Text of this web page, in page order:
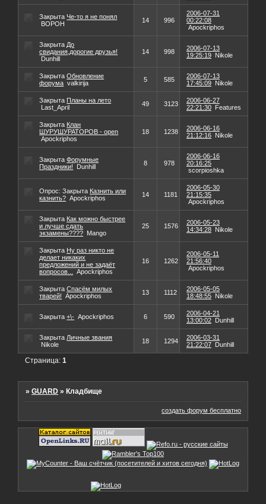
ЗакрытаЧе-то я не понял
BOPOH
14 996
2006-07-31
00:22:08
Apockriphos
Закрыта До
свидания,дорогие друзья!
Dunhill
14 998
2006-07-13
19:25:19 Nikole
ЗакрытаОбновление
форума valkirija 5 585
2006-07-13
17:45:09 Nikole
Закрыта Планы на лето
Last_April
49 3123
2006-06-27
22:21:30 Features
Закрыта Клан
ШУРУШУРАТОРОВ - open
Apockriphos
18 1238
2006-06-16
21:12:16 Nikole
ЗакрытаФорумные
Праздники!
Dunhill 8 978
2006-06-16
20:16:25
scorpioshka
Опрос: Закрыта Казнить или
казнить? Apockriphos 14 1181
2006-05-30
21:15:35
Apockriphos
Закрыта Как можно быстрее
и лучше сдать
экзамены???? Mango
25 1576
2006-05-23
14:34:28 Nikole
Закрыта Ну раз никто не
делает никаких
предложений и не задаёт
вопросов...
Apockriphos
16 1262
2006-05-11
21:56:40
Apockriphos
ЗакрытаСпасём милых
тварей!
Apockriphos 13 1112
2006-05-05
18:48:55 Nikole
Закрыта+\- Apockriphos 6 590
2006-04-21
13:00:02 Dunhill
Закрыта Личные звания
Nikole
18 1294
2006-03-31
21:22:07 Dunhill
Страница:1
»GUARD » Кладбище
создать форум бесплатно